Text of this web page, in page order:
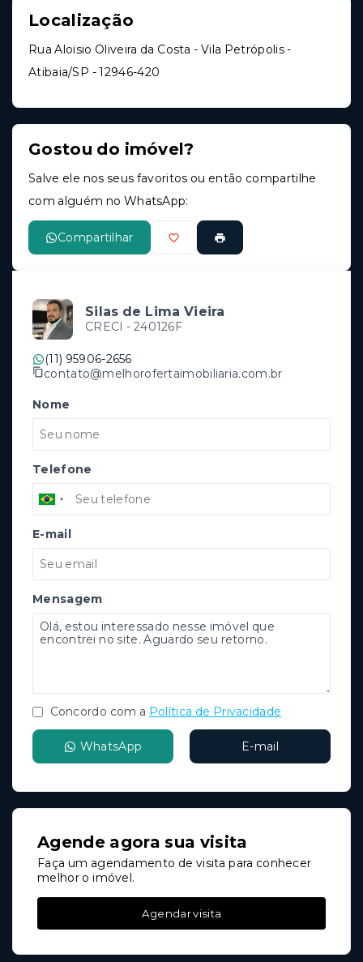
Localização
Rua Aloisio Oliveira da Costa - Vila Petrópolis -
Atibaia/SP - 12946-420
Gostou do imóvel?
Salve ele nos seus favoritos ou então compartilhe
com alguém no WhatsApp:
Compartilhar
Silas de Lima Vieira
CRECI - 240126F
(11) 95906-2656
contato@melhorofertaimobiliaria.com.br
Nome
Telefone
E-mail
Mensagem
Concordo com a Política de Privacidade
WhatsApp E-mail
Agende agora sua visita
Faça um agendamento de visita para conhecer
melhor o imóvel.
Agendar visita